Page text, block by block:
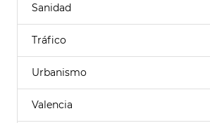
Sanidad
Tráfico
Urbanismo
Valencia